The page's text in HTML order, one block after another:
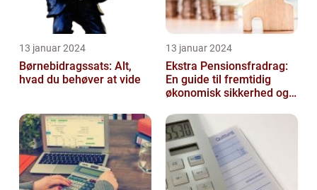
13 januar 2024
Børnebidragssats: Alt,
hvad du behøver at vide
13 januar 2024
Ekstra Pensionsfradrag:
En guide til fremtidig
økonomisk sikkerhed og